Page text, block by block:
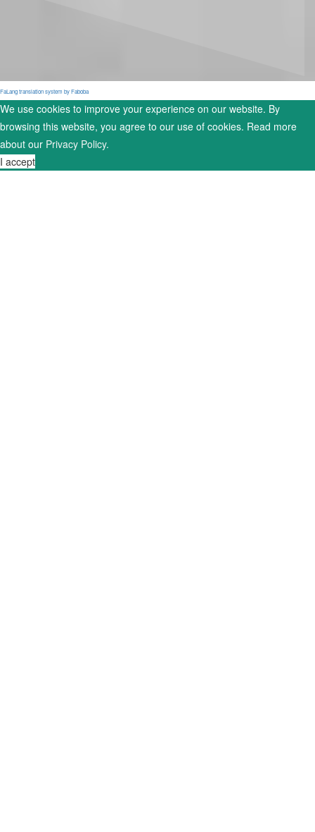
FaLang translation system by Faboba
We use cookies to improve your experience on our website. By
browsing this website, you agree to our use of cookies. Read more
about our Privacy Policy.
I accept